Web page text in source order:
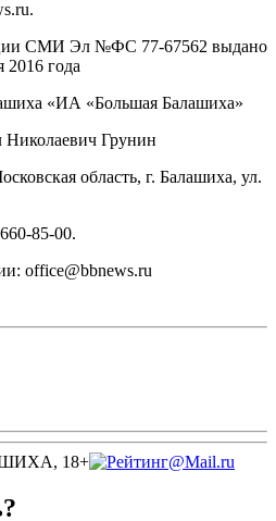
СМИ Эл №ФС ‎77-67562 выдано
2016 года
«ИА «Большая Балашиха»
Грунин
область, г. Балашиха, ул.
85-00.
office@bbnews.ru
18+